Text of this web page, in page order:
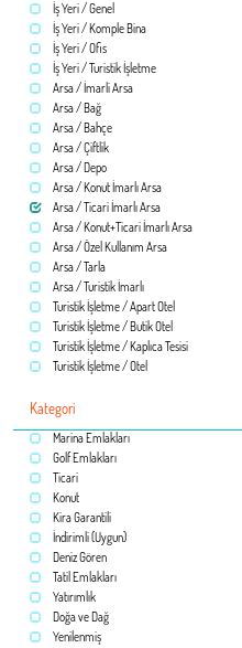
İş Yeri / Genel
İş Yeri / Komple Bina
İş Yeri / Ofis
İş Yeri / Turistik İşletme
Arsa / İmarli Arsa
Arsa / Bağ
Arsa / Bahçe
Arsa / Çiftlik
Arsa / Depo
Arsa / Konut İmarlı Arsa
Arsa / Ticari İmarlı Arsa
Arsa / Konut+Ticari İmarlı Arsa
Arsa / Özel Kullanım Arsa
Arsa / Tarla
Arsa / Turistik İmarlı
Turistik İşletme / Apart Otel
Turistik İşletme / Butik Otel
Turistik İşletme / Kaplıca Tesisi
Turistik İşletme / Otel
Kategori
Marina Emlakları
Golf Emlakları
Ticari
Konut
Kira Garantili
İndirimli (Uygun)
Deniz Gören
Tatil Emlakları
Yatırımlık
Doğa ve Dağ
Yenilenmiş